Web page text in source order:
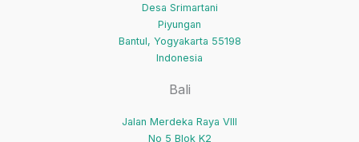
Desa Srimartani
Piyungan
Bantul, Yogyakarta 55198
Indonesia
Bali
Jalan Merdeka Raya VIII
No 5 Blok K2